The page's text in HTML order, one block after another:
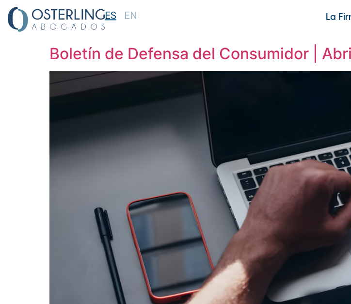
ES EN La
Etiqueta:
Boletín de Defensa del Consumidor |